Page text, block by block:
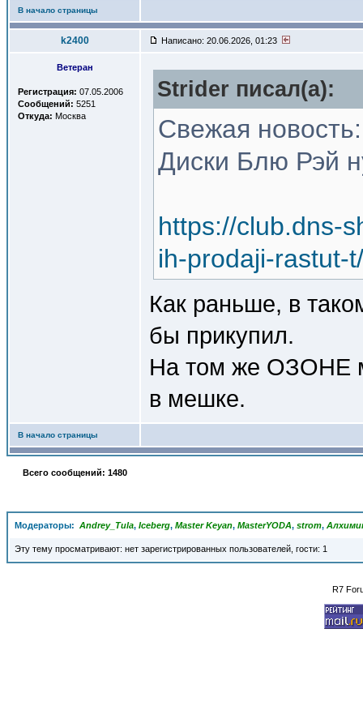
В начало страницы
k2400 Написано: 20.06.2026, 01:23
Ветеран
Регистрация: 07.05.2006
Сообщений: 5251
Откуда: Москва
Strider писал(a):
Свежая новость:
Диски Блю Рэй
https://club.dns-
ih-prodaji-rastut-
Как раньше, в
бы прикупил.
На том же ОЗОНЕ
в мешке.
В начало страницы
Всего сообщений: 1480
Модераторы: Andrey_Tula, Iceberg, Master Keyan, MasterYODA, strom,
Эту тему просматривают: нет зарегистрированных пользователей, гости: 1
R7